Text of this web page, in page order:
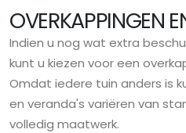
OVERKAPPINGEN
Indien u nog wat extra
kunt u kiezen voor een
Omdat iedere tuin anders is
en veranda's variëren van
volledig maatwerk.